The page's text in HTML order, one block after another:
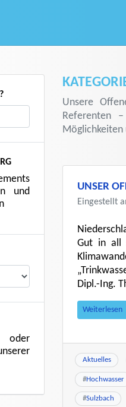
Unsere
Referenten
Möglichkeiten
UNSER
Eingestellt
Gut in all
Dipl.-Ing.
Weiterlesen
Aktuelles
#Hochwasser
#Sulzbach
und
oder